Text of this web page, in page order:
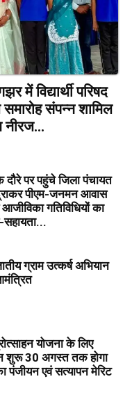
में विद्यार्थी परिषद
संपन्न शामिल
नीरज...
पर पहुंचे जिला पंचायत
पीएम-जनमन आवास
गतिविधियों का
सहायता...
ग्राम उत्कर्ष अभियान
योजना के लिए
शुरू 30 अगस्त तक होगा
का पंजीयन एवं सत्यापन मेरिट